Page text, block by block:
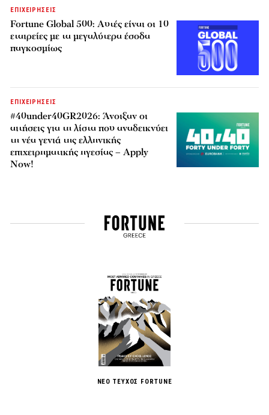
ΕΠΙΧΕΙΡΗΣΕΙΣ
Fortune Global 500: Αυτές είναι οι 10
εταιρείες με τα μεγαλύτερα έσοδα
παγκοσμίως
ΕΠΙΧΕΙΡΗΣΕΙΣ
#40under40GR2026: Άνοιξαν οι
αιτήσεις για τη λίστα που αναδεικνύει
τη νέα γενιά της ελληνικής
επιχειρηματικής ηγεσίας – Apply
Now!
ΝΕΟ ΤΕΥΧΟΣ FORTUNE